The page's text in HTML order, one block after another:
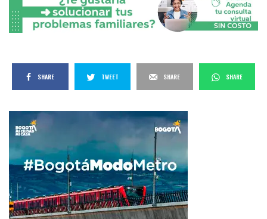
SHARE TWEET SHARE SHARE